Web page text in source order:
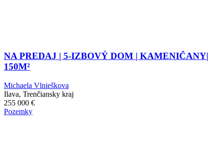
NA PREDAJ | 5-IZBOVÝ DOM | KAMENIČANY|
150M²
Michaela Vlnieškova
Ilava, Trenčiansky kraj
255 000 €
Pozemky